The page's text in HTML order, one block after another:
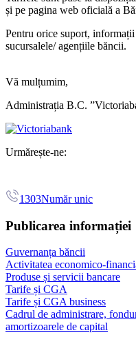
și pe pagina web oficială a
Pentru orice suport,
sucursalele/ agențiile băncii.
Vă mulțumim,
Administrația B.C.
Urmărește-ne:
1303Număr unic
Publicarea informației
Guvernanța băncii
Activitatea economico-
Produse și servicii bancare
Tarife și CGA
Tarife și CGA business
Cadrul de administrare,
amortizoarele de capital